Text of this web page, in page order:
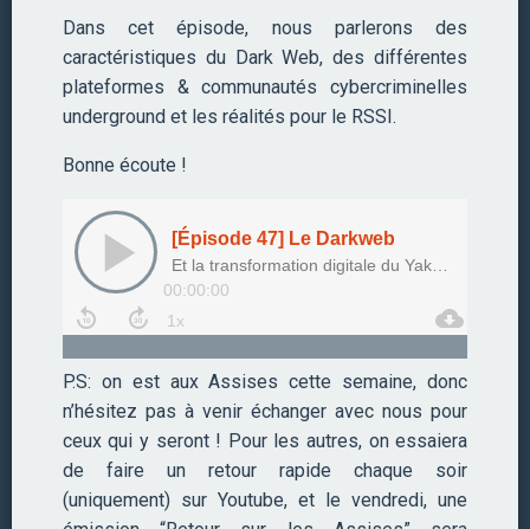
Dans cet épisode, nous parlerons des
caractéristiques du Dark Web, des différentes
plateformes & communautés cybercriminelles
underground et les réalités pour le RSSI.
Bonne écoute !
P.S: on est aux Assises cette semaine, donc
n’hésitez pas à venir échanger avec nous pour
ceux qui y seront ! Pour les autres, on essaiera
de faire un retour rapide chaque soir
(uniquement) sur Youtube, et le vendredi, une